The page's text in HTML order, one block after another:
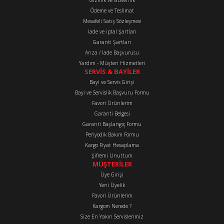
Ürün bilgilerinde hatalar bulunuyor.
Ürün fiyatı diğer sitelerden daha pahalı.
Bu ürüne benzer farklı alternatifler olmalı.
Gönder
Ödeme ve Teslimat
Mesafeli Satış Sözleşmesi
İade ve iptal Şartları
Garanti Şartları
Arıza / İade Başvurusu
Yardım - Müşteri Hizmetleri
SERVİS & BAYİLER
Bayi ve Servis Girişi
Bayi ve Servislik Başvuru Formu
Favori Ürünlerim
Garanti Belgesi
Garanti Başlangıç Formu
Periyodik Bakım Formu
Kargo Fiyat Hesaplama
Şifremi Unuttum
MÜŞTERİLER
Üye Girişi
Yeni Üyelik
Favori Ürünlerim
Kargom Nerede ?
Size En Yakın Servislerimiz